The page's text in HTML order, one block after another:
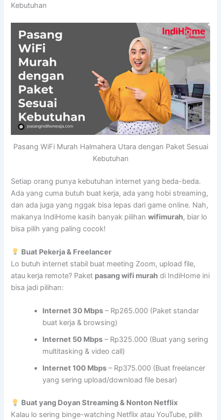
Kebutuhan
Pasang WiFi Murah Halmahera Utara dengan Paket Sesuai
Kebutuhan
Setiap orang punya kebutuhan internet yang beda-beda.
Ada yang cuma butuh buat kerja, ada yang hobi streaming,
dan ada juga yang nggak bisa lepas dari game online. Nah,
makanya IndiHome kasih banyak pilihanwifimurah, biar lo
bisa pilih yang paling cocok!
Buat Pekerja & Freelancer
Lo butuh internet stabil buat meeting Zoom, upload file,
atau kerja remote? Paket pasang wifi murah di IndiHome ini
bisa jadi pilihan:
Internet 30 Mbps – Rp265.000 (Paket standar
buat kerja & browsing)
Internet 50 Mbps – Rp325.000 (Buat yang sering
multitasking & video call)
Internet 100 Mbps – Rp375.000 (Buat freelancer
yang sering upload/download file besar)
Buat yang Doyan Streaming & Nonton Netflix
Kalau lo sering binge-watching Netflix atau YouTube, pilih